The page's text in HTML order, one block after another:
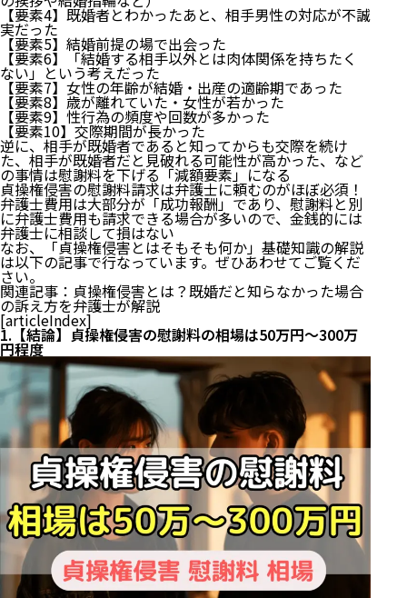
【要素4】既婚者とわかったあと、相手男性の対応が不誠
実だった
【要素5】結婚前提の場で出会った
【要素6】「結婚する相手以外とは肉体関係を持ちたく
ない」という考えだった
【要素7】女性の年齢が結婚・出産の適齢期であった
【要素8】歳が離れていた・女性が若かった
【要素9】性行為の頻度や回数が多かった
【要素10】交際期間が長かった
逆に、相手が既婚者であると知ってからも交際を続け
た、相手が既婚者だと見破れる可能性が高かった、など
の事情は慰謝料を下げる「減額要素」になる
貞操権侵害の慰謝料請求は弁護士に頼むのがほぼ必須！
弁護士費用は大部分が「成功報酬」であり、慰謝料と別
に弁護士費用も請求できる場合が多いので、金銭的には
弁護士に相談して損はない
なお、「貞操権侵害とはそもそも何か」基礎知識の解説
は以下の記事で行なっています。ぜひあわせてご覧くだ
さい。
関連記事： 貞操権侵害とは？既婚だと知らなかった場合
の訴え方を弁護士が解説
[articleIndex]
1.【結論】貞操権侵害の慰謝料の相場は50万円〜300万
円程度